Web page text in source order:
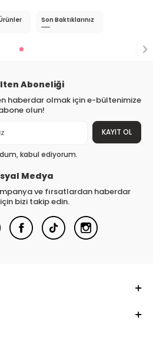
Son Baktıklarınız
Aboneliği
haberdar olmak için e-bültenimize
olun!
KAYIT OL
kabul ediyorum.
Medya
ve fırsatlardan haberdar
bizi takip edin.